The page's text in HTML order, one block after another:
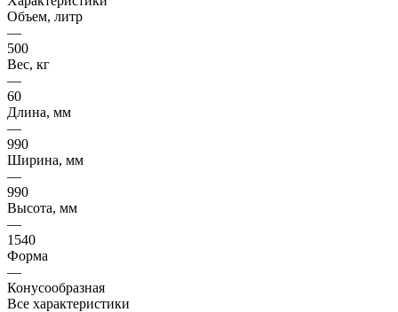
Объем, литр
—
500
Вес, кг
—
60
Длина, мм
—
990
Ширина, мм
—
990
Высота, мм
—
1540
Форма
—
Конусообразная
Все характеристики